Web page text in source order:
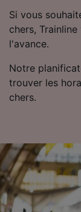
Si vous
chers,
l'avance.
Notre
trouver les
chers.
Utiliser
précises.
contenu
études